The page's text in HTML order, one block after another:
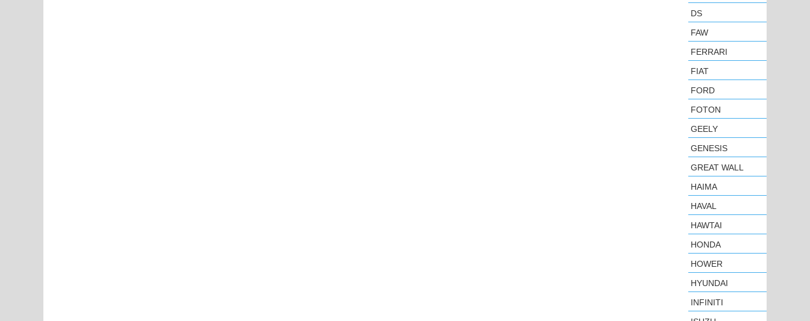
DS
FAW
FERRARI
FIAT
FORD
FOTON
GEELY
GENESIS
GREAT WALL
HAIMA
HAVAL
HAWTAI
HONDA
HOWER
HYUNDAI
INFINITI